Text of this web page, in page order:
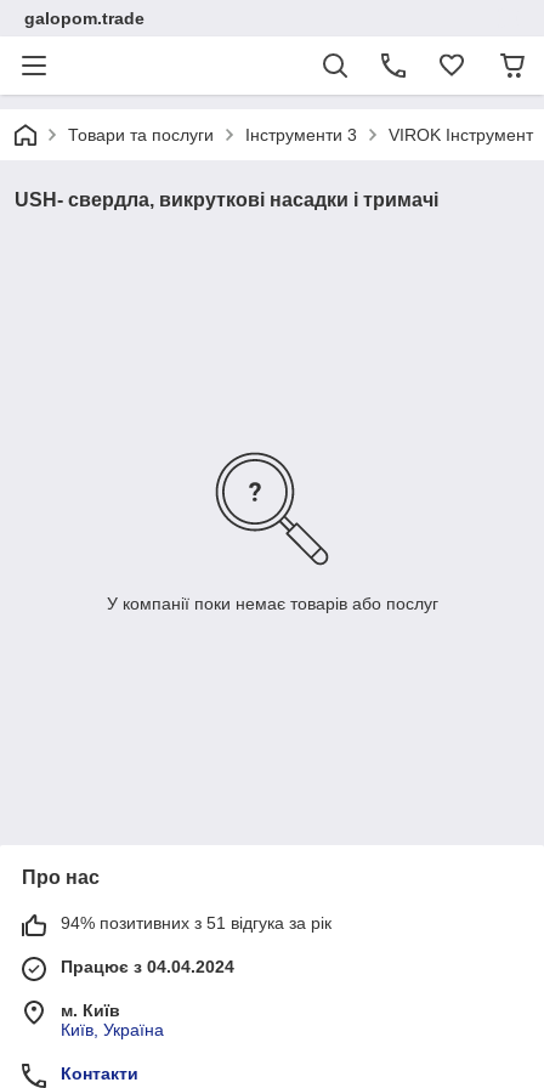
galopom.trade
Товари та послуги Інструменти 3 VIROK Інструмент
USH- свердла, викруткові насадки і тримачі
У компанії поки немає товарів або послуг
Про нас
94% позитивних з 51 відгука за рік
Працює з 04.04.2024
м. Київ
Київ, Україна
Контакти